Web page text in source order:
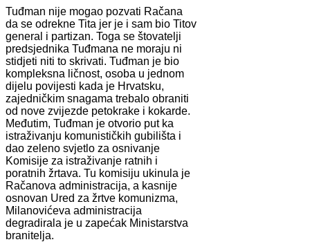
Tuđman nije mogao pozvati Račana
da se odrekne Tita jer je i sam bio Titov
general i partizan. Toga se štovatelji
predsjednika Tuđmana ne moraju ni
stidjeti niti to skrivati. Tuđman je bio
kompleksna ličnost, osoba u jednom
dijelu povijesti kada je Hrvatsku,
zajedničkim snagama trebalo obraniti
od nove zvijezde petokrake i kokarde.
Međutim, Tuđman je otvorio put ka
istraživanju komunističkih gubilišta i
dao zeleno svjetlo za osnivanje
Komisije za istraživanje ratnih i
poratnih žrtava. Tu komisiju ukinula je
Račanova administracija, a kasnije
osnovan Ured za žrtve komunizma,
Milanovićeva administracija
degradirala je u zapećak Ministarstva
branitelja.